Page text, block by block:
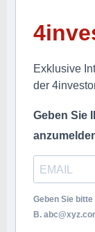
Exklusive
der
Geben Sie
Geben Sie
B.